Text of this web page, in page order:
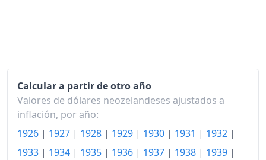
1987
1,085.83
1988
1,155.05
1989
1990
1,295.54
Calcular a partir de otro año
Valores de dólares neozelandeses ajustados a
inflación, por año:
1926 | 1927 | 1928 | 1929 | 1930 | 1931 | 1932 |
1933 | 1934 | 1935 | 1936 | 1937 | 1938 | 1939 |